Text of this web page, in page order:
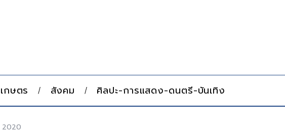
เกษตร สังคม ศิลปะ-การแสดง-ดนตรี-บันเทิง
2020